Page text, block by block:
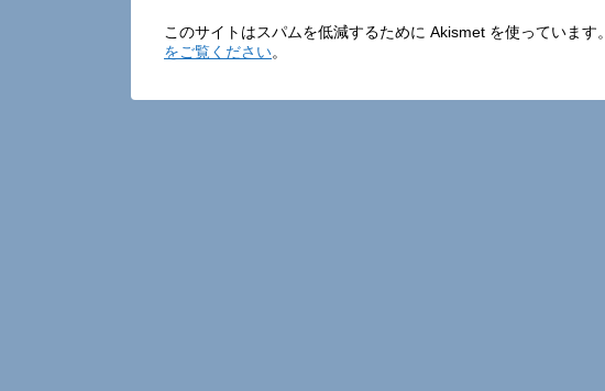
このサイトはスパムを低減するために Akismet を使っています。
をご覧ください。